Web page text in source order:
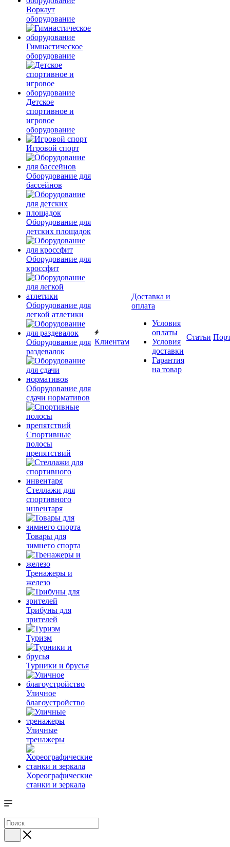
Воркаут
оборудование
Гимнастическое
оборудование
Детское
спортивное и
игровое
оборудование
Игровой спорт
Оборудование для
бассейнов
Оборудование для
детских площадок
Оборудование для
кроссфит
Оборудование для
легкой атлетики
Оборудование для
раздевалок
Оборудование для
сдачи нормативов
Спортивные
полосы
препятствий
Стеллажи для
спортивного
инвентаря
Товары для
зимнего спорта
Тренажеры и
железо
Трибуны для
зрителей
Туризм
Турники и брусья
Уличное
благоустройство
Уличные
тренажеры
Хореографические
станки и зеркала
Клиентам
Доставка и
оплата
Условия
оплаты
Условия
доставки
Гарантия
на товар
Статьи